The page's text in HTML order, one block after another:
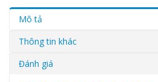
Mô tả
Thông tin khác
Đánh giá